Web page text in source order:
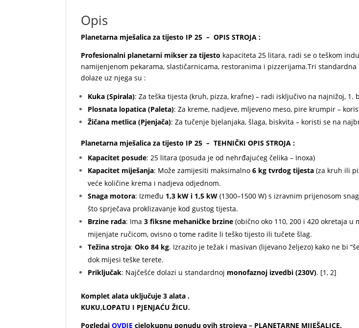
Opis
Planetarna mješalica za tijesto IP 25 – OPIS STROJA :
Profesionalni planetarni mikser za tijesto kapaciteta 25 litara, radi se o teškom
namijenjenom pekarama, slastičarnicama, restoranima i pizzerijama.Tri standardna
dolaze uz njega su :
Kuka (Spirala): Za teška tijesta (kruh, pizza, krafne) – radi isključivo na najnižoj, 1.
Plosnata lopatica (Paleta): Za kreme, nadjeve, mljeveno meso, pire krumpir –
Žičana metlica (Pjenjača): Za tučenje bjelanjaka, šlaga, biskvita – koristi se na
Planetarna mješalica za tijesto IP 25 – TEHNIČKI OPIS STROJA :
Kapacitet posude: 25 litara (posuda je od nehrđajućeg čelika – Inoxa)
Kapacitet miješanja: Može zamijesiti maksimalno6 kg tvrdog tijesta (za kruh ili
veće količine krema i nadjeva odjednom.
Snaga motora: Između 1,3 kW i 1,5 kW (1300–1500 W) s izravnim prijenosom
što sprječava proklizavanje kod gustog tijesta.
Brzine rada: Ima3 fiksne mehaničke brzine (obično oko 110, 200 i 420 okretaja u
mijenjate ručicom, ovisno o tome radite li teško tijesto ili tučete šlag.
Težina stroja:Oko 84 kg. Izrazito je težak i masivan (lijevano željezo) kako ne bi
dok mijesi teške terete.
Priključak: Najčešće dolazi u standardnoj monofaznoj izvedbi (230V). [1 , 2]
Komplet alata uključuje 3 alata .
KUKU,LOPATU I PJENJAĆU ŽICU.
PogledajOVDJE cjelokupnu ponudu ovih strojeva – PLANETARNE MIJEŠALICE.